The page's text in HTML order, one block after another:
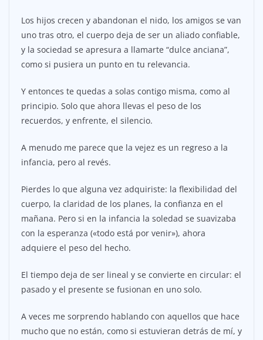
Los hijos crecen y abandonan el nido, los amigos se van
uno tras otro, el cuerpo deja de ser un aliado confiable,
y la sociedad se apresura a llamarte “dulce anciana”,
como si pusiera un punto en tu relevancia.
Y entonces te quedas a solas contigo misma, como al
principio. Solo que ahora llevas el peso de los
recuerdos, y enfrente, el silencio.
A menudo me parece que la vejez es un regreso a la
infancia, pero al revés.
Pierdes lo que alguna vez adquiriste: la flexibilidad del
cuerpo, la claridad de los planes, la confianza en el
mañana. Pero si en la infancia la soledad se suavizaba
con la esperanza («todo está por venir»), ahora
adquiere el peso del hecho.
El tiempo deja de ser lineal y se convierte en circular: el
pasado y el presente se fusionan en uno solo.
A veces me sorprendo hablando con aquellos que hace
mucho que no están, como si estuvieran detrás de mí, y